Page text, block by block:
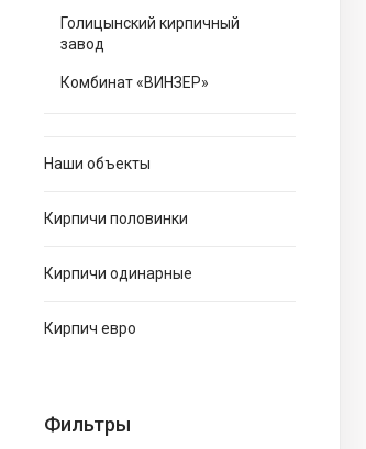
Голицынский кирпичный
завод
Комбинат «ВИНЗЕР»
Наши объекты
Кирпичи половинки
Кирпичи одинарные
Кирпич евро
Фильтры